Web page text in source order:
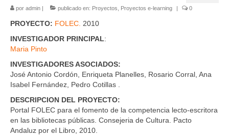
por admin | publicado en: Proyectos Proyectos e-learning | 0
PROYECTO: FOLEC. 2010
INVESTIGADOR PRINCIPAL:
Maria Pinto
INVESTIGADORES ASOCIADOS:
José Antonio Cordón, Enriqueta Planelles, Rosario Corral, Ana
Isabel Fernández, Pedro Cotillas .
DESCRIPCION DEL PROYECTO:
Portal FOLEC para el fomento de la competencia lecto-escritora
en las bibliotecas públicas. Consejeria de Cultura. Pacto
Andaluz por el Libro, 2010.